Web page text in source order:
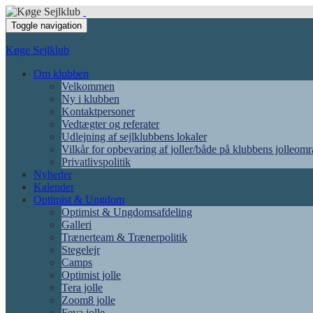
Toggle navigation
Køge Sejlklub
Om klubben
Velkommen
Ny i klubben
Kontaktpersoner
Vedtægter og referater
Udlejning af sejlklubbens lokaler
Vilkår for opbevaring af joller/både på klubbens
Privatlivspolitik
Nyheder
Kalender
Optimist & Ungdom
Optimist & Ungdomsafdeling
Galleri
Trænerteam & Trænerpolitik
Stegelejr
Camps
Optimist jolle
Tera jolle
Zoom8 jolle